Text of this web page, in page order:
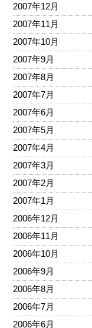
2007年12月
2007年11月
2007年10月
2007年9月
2007年8月
2007年7月
2007年6月
2007年5月
2007年4月
2007年3月
2007年2月
2007年1月
2006年12月
2006年11月
2006年10月
2006年9月
2006年8月
2006年7月
2006年6月